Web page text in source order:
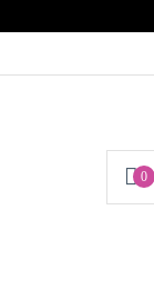
0